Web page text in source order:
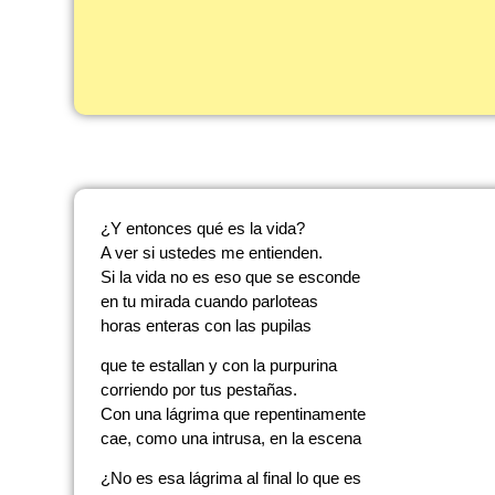
¿Y entonces qué es la vida?
A ver si ustedes me entienden.
Si la vida no es eso que se esconde
en tu mirada cuando parloteas
horas enteras con las pupilas
que te estallan y con la purpurina
corriendo por tus pestañas.
Con una lágrima que repentinamente
cae, como una intrusa, en la escena
¿No es esa lágrima al final lo que es